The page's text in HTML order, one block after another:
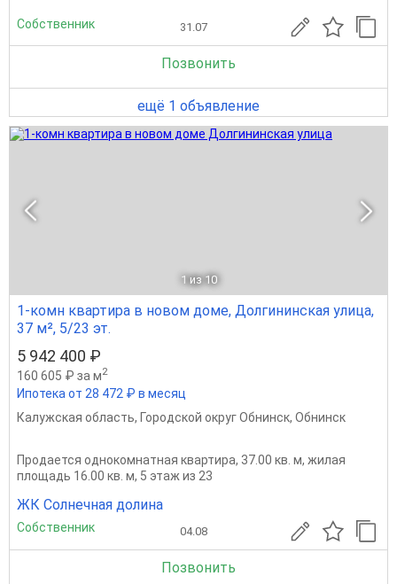
Собственник 31.07
Позвонить
ещё 1 объявление
1 из 10
1-комн квартира в новом доме, Долгининская улица,
37 м², 5/23 эт.
5 942 400 ₽
160 605 ₽ за м2
Ипотека от 28 472 ₽ в месяц
Калужская область, Городской округ Обнинск, Обнинск
Продается однокомнатная квартира, 37.00 кв. м, жилая
площадь 16.00 кв. м, 5 этаж из 23
ЖК Солнечная долина
Собственник 04.08
Позвонить